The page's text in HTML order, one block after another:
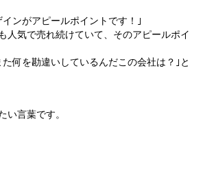
ンがアピールポイントです！｣
人気で売れ続けていて、そのアピールポイ
何を勘違いしているんだこの会社は？｣と
い言葉です。